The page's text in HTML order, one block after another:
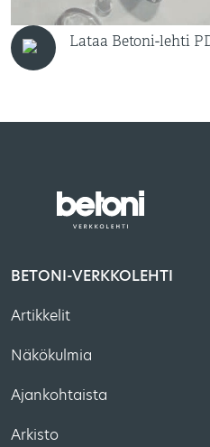
Lataa Betoni-lehti
BETONI-VERKKOLEHTI
Artikkelit
Näkökulmia
Ajankohtaista
Arkisto